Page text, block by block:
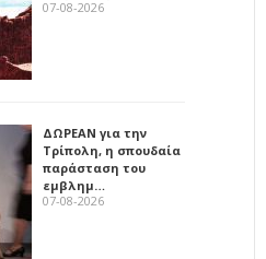
07-08-2026
ΔΩΡΕΑΝ για την
Τρίπολη, η σπουδαία
παράσταση του
εμβλημ…
07-08-2026